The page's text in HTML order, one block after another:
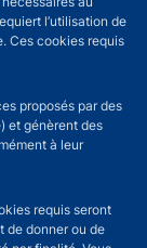
l’utilisation de
Ces cookies requis
proposés par des
et génèrent des
à leur
requis seront
de donner ou de